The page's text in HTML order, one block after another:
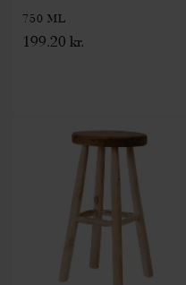
750 ML
199.20 kr.